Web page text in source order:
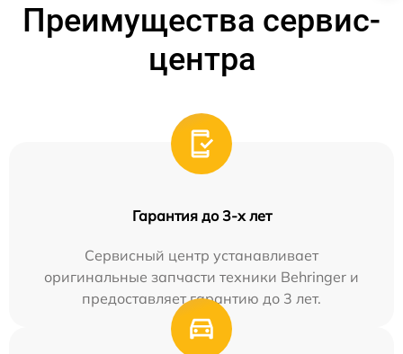
Преимущества сервис-
центра
Гарантия до 3-х лет
Сервисный центр устанавливает
оригинальные запчасти техники Behringer и
предоставляет гарантию до 3 лет.